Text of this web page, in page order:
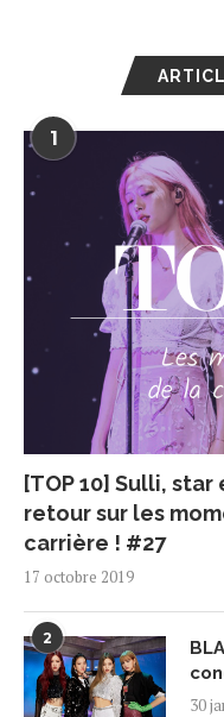
1
[TOP 10] Sulli,
retour sur les
carrière ! #27
17 octobre 2019
2
30